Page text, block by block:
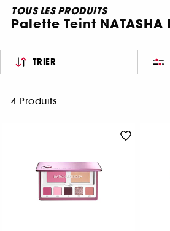
TOUS LES PRODUITS
Palette Teint NATASHA
TRIER
4 Produits